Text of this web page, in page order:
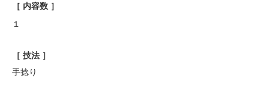
［ 内容数 ］
１
［ 技法 ］
手捻り